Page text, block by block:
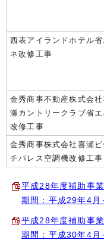
西表アイランドホテル省
ネ改修工事
金秀商事不動産株式会社
瀬カントリークラブ省エ
改修工事
金秀商事株式会社喜瀬ビ
チパレス空調機改修工事
平成28年度補助事
期間：平成29年4月
平成28年度補助事
期間：平成30年4月